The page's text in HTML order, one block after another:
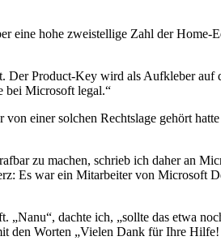
eine hohe zweistellige Zahl der
Product-Key wird als Aufkleber
bei Microsoft legal.“
einer solchen Rechtslage gehört
zu machen, schrieb ich daher an
Es war ein Mitarbeiter von Microsoft
dachte ich, „sollte das etwa
den Worten „Vielen Dank für Ihre